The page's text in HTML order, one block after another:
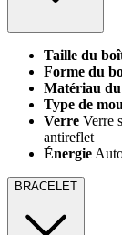
Taille du
Forme du
Matériau
Type de
Verre Verre
antireflet
Énergie
BRACELET